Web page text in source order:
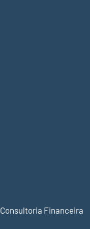
Consultoria Financeira